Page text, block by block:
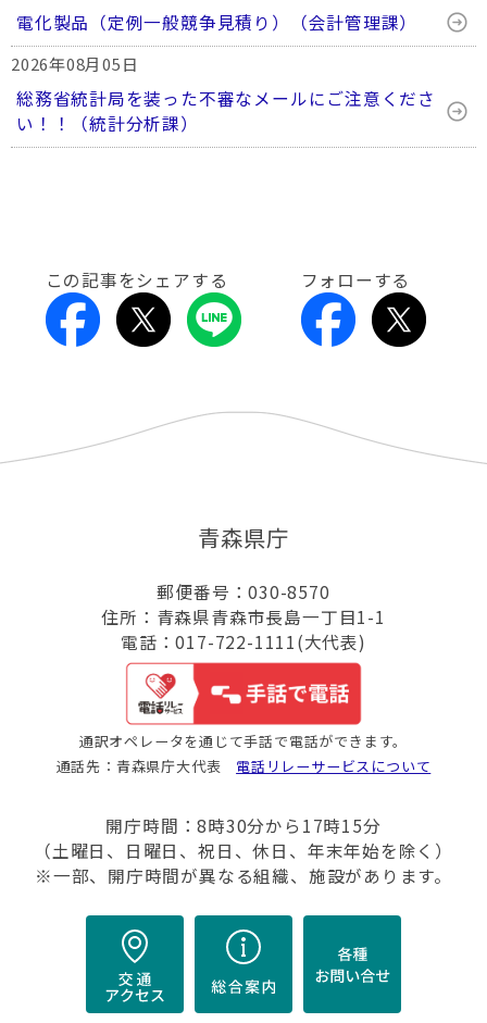
電化製品（定例一般競争見積り）（会計管理課）
2026年08月05日
総務省統計局を装った不審なメールにご注意くださ
い！！（統計分析課）
この記事をシェアする フォローする
青森県庁
郵便番号：030-8570
住所：青森県青森市長島一丁目1-1
電話：017-722-1111(大代表)
通訳オペレータを通じて手話で電話ができます。
通話先：青森県庁大代表 電話リレーサービスについて
開庁時間：8時30分から17時15分
（土曜日、日曜日、祝日、休日、年末年始を除く）
※一部、開庁時間が異なる組織、施設があります。